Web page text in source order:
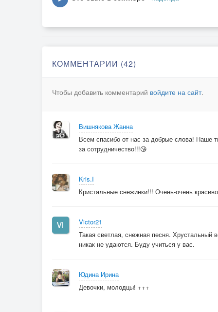
Серебром летит гурьбою.
© Copyright: Надежда Панкова Шаметова,
КОММЕНТАРИИ (42)
Чтобы добавить комментарий войдите на сайт.
Вишнякова Жанна
Всем спасибо от нас за добрые слова! Наше
за сотрудничество!!!😘
Kris.I
Кристальные снежинки!!! Очень-очень
Victor21
Такая светлая, снежная песня. Хрустальный
никак не удаются. Буду учиться у вас.
Юдина Ирина
Девочки, молодцы! +++